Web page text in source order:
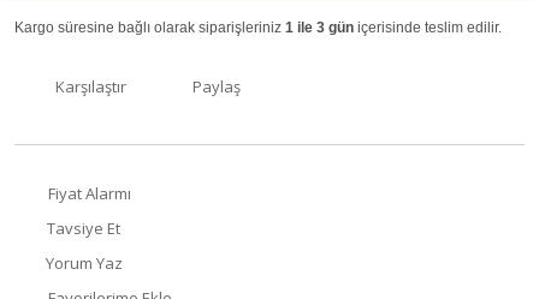
Kargo süresine bağlı olarak siparişleriniz 1 ile 3 gün içerisinde teslim edilir.
Karşılaştır Paylaş
Fiyat Alarmı
Tavsiye Et
Yorum Yaz